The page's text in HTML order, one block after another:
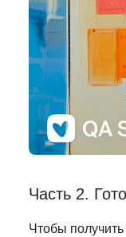
Часть 2.
Чтобы